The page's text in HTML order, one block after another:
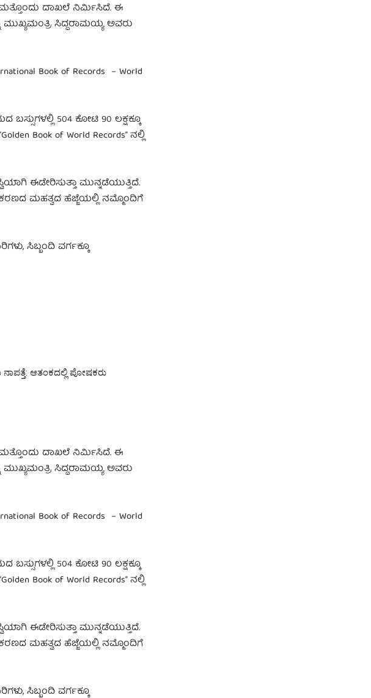
ಮತ್ತೊಂದು ದಾಖಲೆ ನಿರ್ಮಿಸಿದೆ. ಈ
ಮುಖ್ಯಮಂತ್ರಿ ಸಿದ್ದರಾಮಯ್ಯ ಅವರು
Book of Records – World
504 ಕೋಟಿ 90 ಲಕ್ಷಕ್ಕೂ
Book of World Records” ನಲ್ಲಿ
ಈಡೇರಿಸುತ್ತಾ ಮುನ್ನಡೆಯುತ್ತಿದೆ.
ಮಹತ್ವದ ಹೆಜ್ಜೆಯಲ್ಲಿ ನಮ್ಮೊಂದಿಗೆ
ಸಿಬ್ಬಂದಿ ವರ್ಗಕ್ಕೂ
ಆತಂಕದಲ್ಲಿ ಪೋಷಕರು
ಮತ್ತೊಂದು ದಾಖಲೆ ನಿರ್ಮಿಸಿದೆ. ಈ
ಮುಖ್ಯಮಂತ್ರಿ ಸಿದ್ದರಾಮಯ್ಯ ಅವರು
Book of Records – World
504 ಕೋಟಿ 90 ಲಕ್ಷಕ್ಕೂ
Book of World Records” ನಲ್ಲಿ
ಈಡೇರಿಸುತ್ತಾ ಮುನ್ನಡೆಯುತ್ತಿದೆ.
ಮಹತ್ವದ ಹೆಜ್ಜೆಯಲ್ಲಿ ನಮ್ಮೊಂದಿಗೆ
ಸಿಬ್ಬಂದಿ ವರ್ಗಕ್ಕೂ